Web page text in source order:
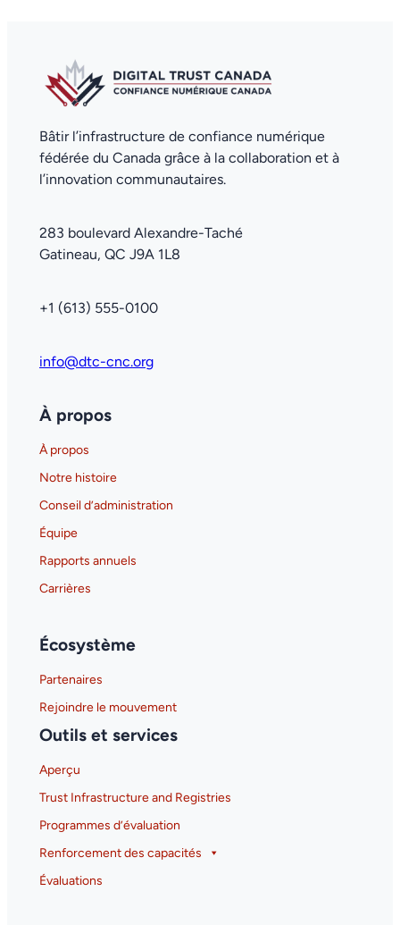
Bâtir l’infrastructure de confiance numérique
fédérée du Canada grâce à la collaboration et à
l’innovation communautaires.
283 boulevard Alexandre-Taché
Gatineau, QC J9A 1L8
+1 (613) 555-0100
info@dtc-cnc.org
À propos
À propos
Notre histoire
Conseil d’administration
Équipe
Rapports annuels
Carrières
Écosystème
Partenaires
Rejoindre le mouvement
Outils et services
Aperçu
Trust Infrastructure and Registries
Programmes d’évaluation
Renforcement des capacités
Évaluations